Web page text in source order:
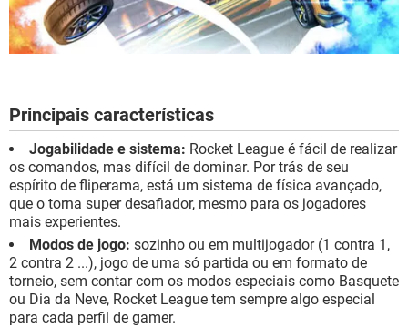
Principais características
Jogabilidade e sistema: Rocket League é fácil de realizar
os comandos, mas difícil de dominar. Por trás de seu
espírito de fliperama, está um sistema de física avançado,
que o torna super desafiador, mesmo para os jogadores
mais experientes.
Modos de jogo: sozinho ou em multijogador (1 contra 1,
2 contra 2 ...), jogo de uma só partida ou em formato de
torneio, sem contar com os modos especiais como Basquete
ou Dia da Neve, Rocket League tem sempre algo especial
para cada perfil de gamer.